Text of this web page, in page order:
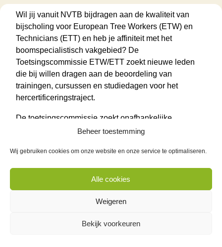
Beheer toestemming
Wij gebruiken cookies om onze website en onze service te optimaliseren.
Alle cookies
Weigeren
Bekijk voorkeuren
Wil jij vanuit NVTB bijdragen aan de kwaliteit van
bijscholing voor European Tree Workers (ETW) en
Technicians (ETT) en heb je affiniteit met het
boomspecialistisch vakgebied? De
Toetsingscommissie ETW/ETT zoekt nieuwe leden
die bij willen dragen aan de beoordeling van
trainingen, cursussen en studiedagen voor het
hercertificeringstraject.
De toetsingscommissie zoekt onafhankelijke
professionals met ervaring op dit vakgebied, die
commissie bestaat uit een diverse groep van
elke beoordeling evenwichtig is.
Voor meer informatie over de rol, het profiel en de
van de Toetsingscommissie ETW/ETT.